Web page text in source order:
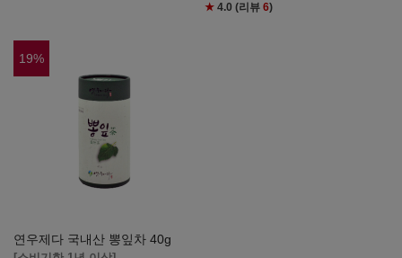
★ 4.0 (리뷰6)
19%
연우제다 국내산 뽕잎차 40g